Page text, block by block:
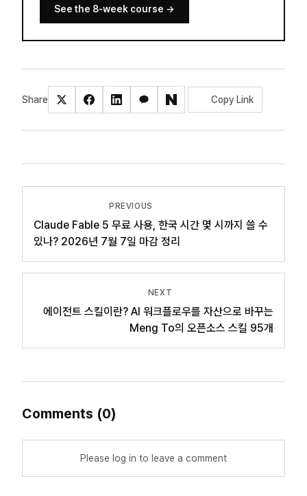
See the 8-week course →
Share Copy Link
PREVIOUS
Claude Fable 5 무료 사용, 한국 시간 몇 시까지 쓸 수
있나? 2026년 7월 7일 마감 정리
NEXT
에이전트 스킬이란? AI 워크플로우를 자산으로 바꾸는
Meng To의 오픈소스 스킬 95개
Comments (0)
Please log in to leave a comment